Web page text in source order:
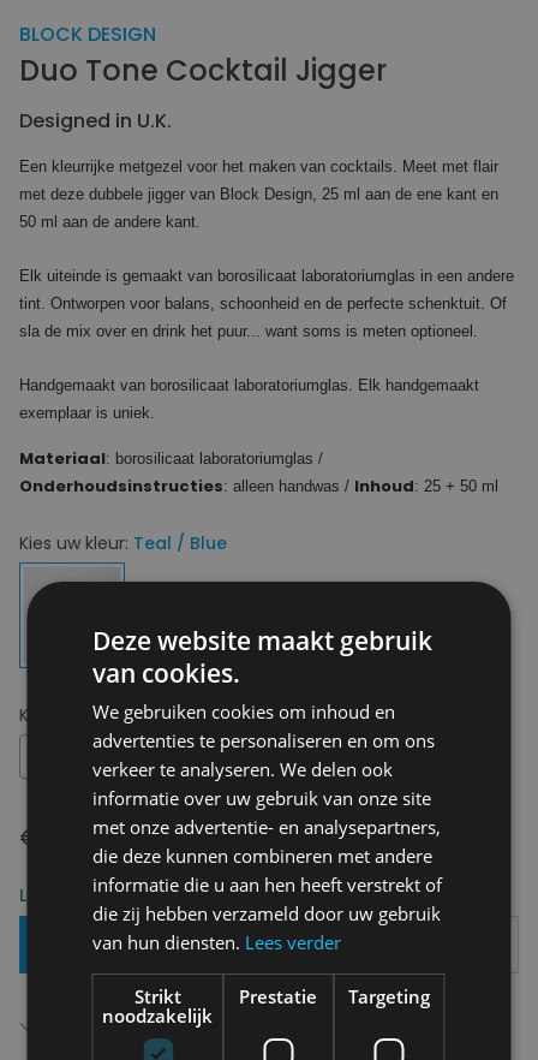
BLOCK DESIGN
Duo Tone Cocktail Jigger
Designed in U.K.
Een kleurrijke metgezel voor het maken van cocktails. Meet met flair
met deze dubbele jigger van Block Design, 25 ml aan de ene kant en
50 ml aan de andere kant.
Elk uiteinde is gemaakt van borosilicaat laboratoriumglas in een andere
tint. Ontworpen voor balans, schoonheid en de perfecte schenktuit. Of
sla de mix over en drink het puur... want soms is meten optioneel.
Handgemaakt van borosilicaat laboratoriumglas. Elk handgemaakt
exemplaar is uniek.
Materiaal: borosilicaat laboratoriumglas /
Onderhoudsinstructies: alleen handwas / Inhoud: 25 + 50 ml
Kies uw kleur: Teal / Blue
Kies uw maat:OS
€ 22,00
Levering 2-3 Werkdagen
Toevoegen Aan Mandje
Gratis verzending in België
Deze website maakt gebruik
van cookies.
We gebruiken cookies om inhoud en
advertenties te personaliseren en om ons
verkeer te analyseren. We delen ook
informatie over uw gebruik van onze site
met onze advertentie- en analysepartners,
die deze kunnen combineren met andere
informatie die u aan hen heeft verstrekt of
die zij hebben verzameld door uw gebruik
van hun diensten. Lees verder
Strikt
noodzakelijk
Prestatie Targeting